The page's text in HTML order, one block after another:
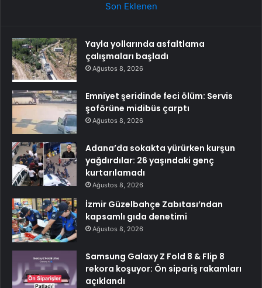
Son Eklenen
Yayla yollarında asfaltlama
çalışmaları başladı
Ağustos 8, 2026
Emniyet şeridinde feci ölüm: Servis
şoförüne midibüs çarptı
Ağustos 8, 2026
Adana’da sokakta yürürken kurşun
yağdırdılar: 26 yaşındaki genç
kurtarılamadı
Ağustos 8, 2026
İzmir Güzelbahçe Zabıtası’ndan
kapsamlı gıda denetimi
Ağustos 8, 2026
Samsung Galaxy Z Fold 8 & Flip 8
rekora koşuyor: Ön sipariş rakamları
açıklandı